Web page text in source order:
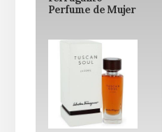
Perfume de Mujer